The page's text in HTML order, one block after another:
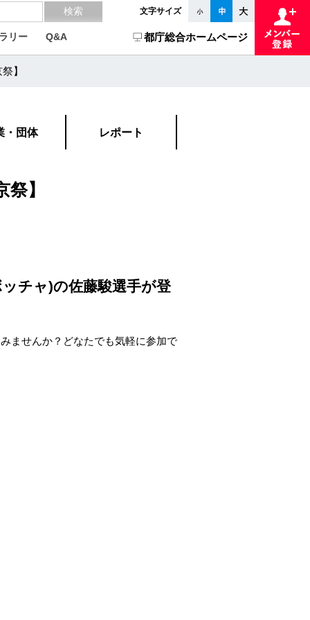
文字サイズ
リー Q&A 都庁総合ホームページ
】
・団体 レポート
】
チャ)の佐藤駿選手が登
ませんか？どなたでも気軽に参加で